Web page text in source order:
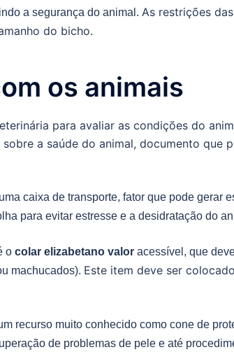
a segurança do animal. As restrições
do bicho.
os animais
para avaliar as condições do
a saúde do animal, documento que
caixa de transporte, fator que pode gerar
para evitar estresse e a desidratação do
o colar elizabetano valor acessível, que
machucados). Este item deve ser
recurso muito conhecido como cone de
de problemas de pele e até